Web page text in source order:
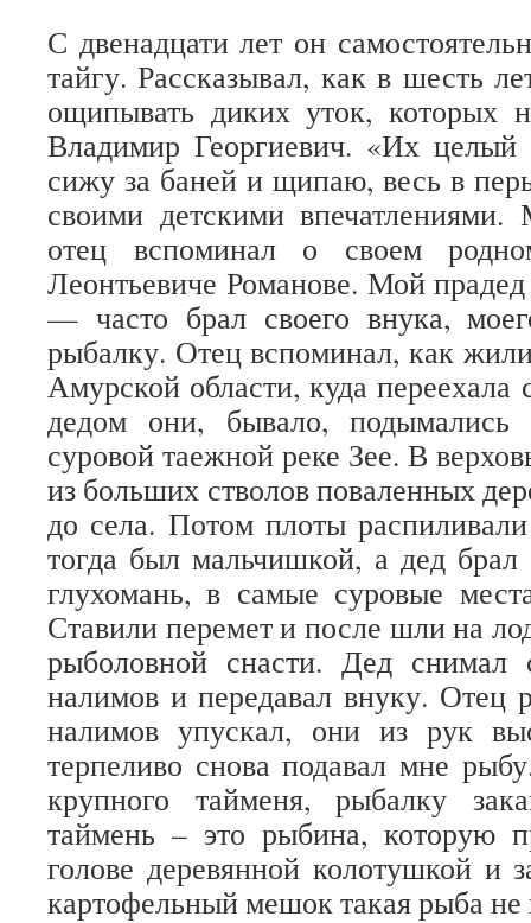
С двенадцати лет он
тайгу. Рассказывал, как в шесть
ощипывать диких уток, которых
Владимир Георгиевич. «Их
сижу за баней и щипаю, весь в
своими детскими
отец вспоминал о своем
Леонтьевиче Романове. Мой
— часто брал своего внука,
рыбалку. Отец вспоминал, как
Амурской области, куда
дедом они, бывало,
суровой таежной реке Зее. В
из больших стволов поваленных
до села. Потом плоты
тогда был мальчишкой, а дед
глухомань, в самые суровые
Ставили перемет и после шли на
рыболовной снасти. Дед
налимов и передавал внуку. Отец
налимов упускал, они из рук
терпеливо снова подавал мне
крупного тайменя, рыбалку
таймень – это рыбина, которую
голове деревянной колотушкой и
картофельный мешок такая рыба